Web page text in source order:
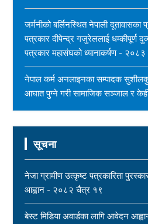
जर्मनीको बर्लिनस्थित नेपाली
पत्रकार दीपेन्द्र गजुरेललाई धम्कीपूर्ण
पत्रकार महासंघको ध्यानाकर्षण -
नेपाल कर्म अनलाइनका सम्पादक
आघात पुग्ने गरी सामाजिक सञ्जाल र
महासंघ बैतडी शाखाका अध्यक्ष नरिदत्त
खबरले नेपाल पत्रकार महासंघ स्तब्ध
New
धार्मिक सहिष्णुता, सामाजिक सद्भाव र
पत्रकार महासंघको आग्रह - २०८३
सूचना
नेजा ग्रामीण उत्कृष्ट पत्रकारिता
आह्वान - २०८२ चैत्र १९
बेस्ट मिडिया अवार्डका लागि आवेदन